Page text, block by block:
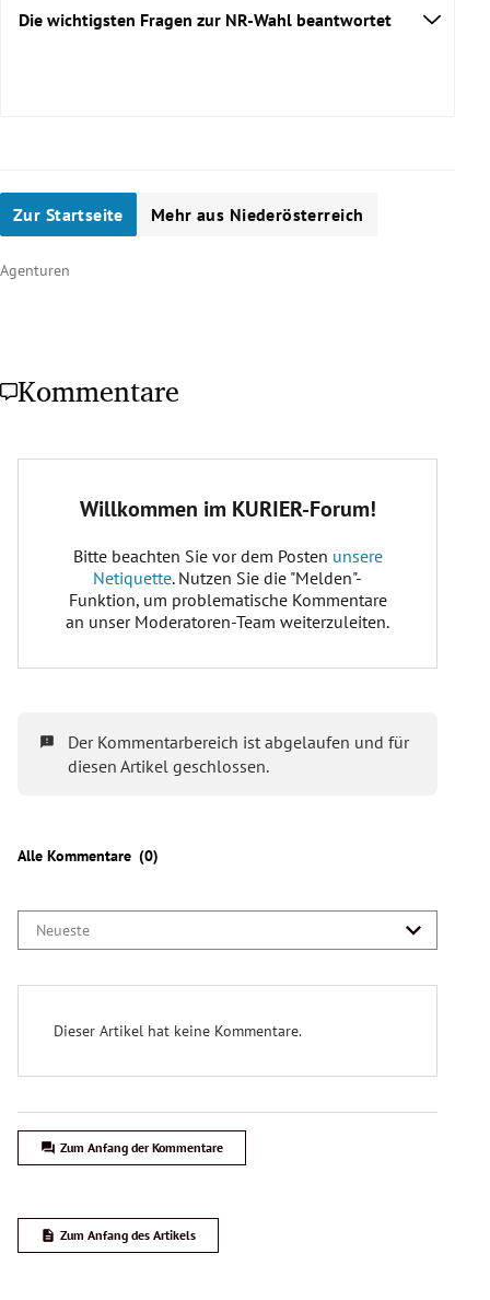
Die wichtigsten Fragen zur NR-Wahl beantwortet
Was genau wird bei der NR-Wahl gewählt?
183 Abgeordnete
Wann war die letzte Nationalratswahl in
Österreich?
29. September 2019
Wer ist bei der Nationalratswahl wahlberechtigt?
im Jahr 2024
6,3 Millionen Personen
wahlberechtigt endgültige Zahl folgt am 27.
Welche Parteien treten bei der NR-Wahl an?
ÖVP,SPÖ,FPÖ,Grüne,Neos,
Zur Startseite Mehr aus Niederösterreich
Agenturen
Kommentare